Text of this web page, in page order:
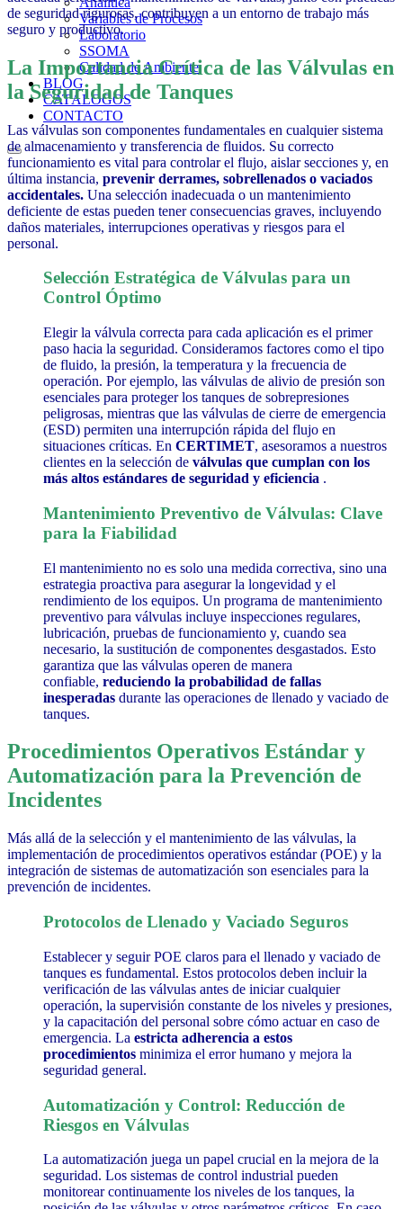
Variables de Procesos
Laboratorio
SSOMA
Calidad de Ambiente
BLOG
CATÁLOGOS
CONTACTO
de seguridad rigurosas, contribuyen a un entorno de trabajo más
seguro y productivo.
La Importancia Crítica de las Válvulas en
la Seguridad de Tanques
Las válvulas son componentes fundamentales en cualquier sistema
de almacenamiento y transferencia de fluidos. Su correcto
funcionamiento es vital para controlar el flujo, aislar secciones y, en
última instancia, prevenir derrames, sobrellenados o vaciados
accidentales. Una selección inadecuada o un mantenimiento
deficiente de estas pueden tener consecuencias graves, incluyendo
daños materiales, interrupciones operativas y riesgos para el
personal.
Selección Estratégica de Válvulas para un
Control Óptimo
Elegir la válvula correcta para cada aplicación es el primer
paso hacia la seguridad. Consideramos factores como el tipo
de fluido, la presión, la temperatura y la frecuencia de
operación. Por ejemplo, las válvulas de alivio de presión son
esenciales para proteger los tanques de sobrepresiones
peligrosas, mientras que las válvulas de cierre de emergencia
(ESD) permiten una interrupción rápida del flujo en
situaciones críticas. En CERTIMET, asesoramos a nuestros
clientes en la selección de válvulas que cumplan con los
más altos estándares de seguridad y eficiencia .
Mantenimiento Preventivo de Válvulas: Clave
para la Fiabilidad
El mantenimiento no es solo una medida correctiva, sino una
estrategia proactiva para asegurar la longevidad y el
rendimiento de los equipos. Un programa de mantenimiento
preventivo para válvulas incluye inspecciones regulares,
lubricación, pruebas de funcionamiento y, cuando sea
necesario, la sustitución de componentes desgastados. Esto
garantiza que las válvulas operen de manera
confiable, reduciendo la probabilidad de fallas
inesperadas durante las operaciones de llenado y vaciado de
tanques.
Procedimientos Operativos Estándar y
Automatización para la Prevención de
Incidentes
Más allá de la selección y el mantenimiento de las válvulas, la
implementación de procedimientos operativos estándar (POE) y la
integración de sistemas de automatización son esenciales para la
prevención de incidentes.
Protocolos de Llenado y Vaciado Seguros
Establecer y seguir POE claros para el llenado y vaciado de
tanques es fundamental. Estos protocolos deben incluir la
verificación de las válvulas antes de iniciar cualquier
operación, la supervisión constante de los niveles y presiones,
y la capacitación del personal sobre cómo actuar en caso de
emergencia. La estricta adherencia a estos
procedimientos minimiza el error humano y mejora la
seguridad general.
Automatización y Control: Reducción de
Riesgos en Válvulas
La automatización juega un papel crucial en la mejora de la
seguridad. Los sistemas de control industrial pueden
monitorear continuamente los niveles de los tanques, la